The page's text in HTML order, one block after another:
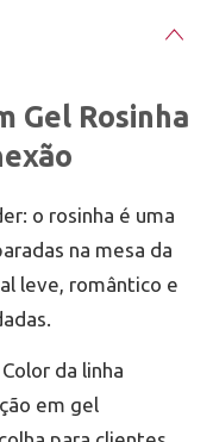
Color em
por no mínimo
do
novamente.
a cura
da
da luz da
no bocal
manter a
preserva
2011. Na
em gel
do Sul.
Gel Rosinha
o rosinha é uma
na mesa da
leve, romântico e
da linha
em gel